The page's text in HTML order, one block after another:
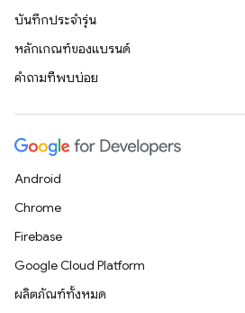
บันทึกประจำรุ่น
หลักเกณฑ์ของแบรนด์
คำถามที่พบบ่อย
Android
Chrome
Firebase
Google Cloud Platform
ผลิตภัณฑ์ทั้งหมด